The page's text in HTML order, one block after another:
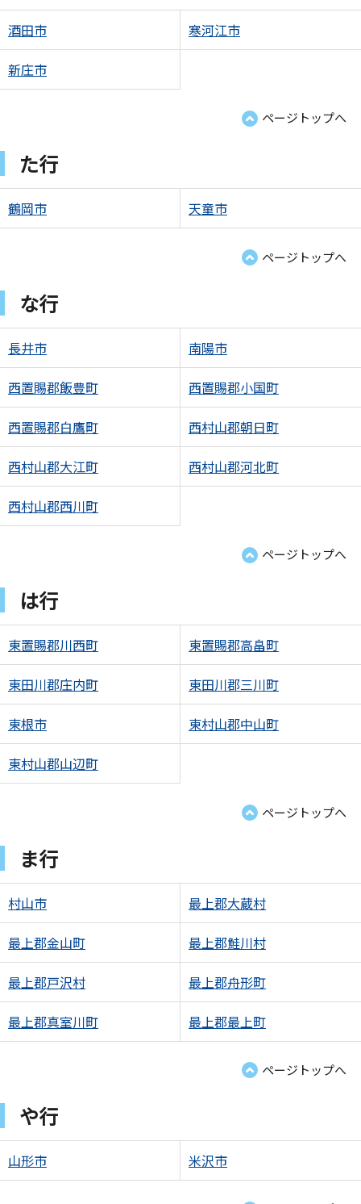
酒田市 寒河江市
新庄市
ページトップへ
た行
鶴岡市 天童市
ページトップへ
な行
長井市 南陽市
西置賜郡飯豊町 西置賜郡小国町
西置賜郡白鷹町 西村山郡朝日町
西村山郡大江町 西村山郡河北町
西村山郡西川町
ページトップへ
は行
東置賜郡川西町 東置賜郡高畠町
東田川郡庄内町 東田川郡三川町
東根市 東村山郡中山町
東村山郡山辺町
ページトップへ
ま行
村山市 最上郡大蔵村
最上郡金山町 最上郡鮭川村
最上郡戸沢村 最上郡舟形町
最上郡真室川町 最上郡最上町
ページトップへ
や行
山形市 米沢市